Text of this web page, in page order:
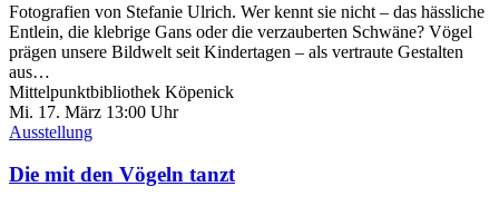
Fotografien von Stefanie Ulrich. Wer kennt sie nicht – das hässliche
Entlein, die klebrige Gans oder die verzauberten Schwäne? Vögel
prägen unsere Bildwelt seit Kindertagen – als vertraute Gestalten
aus…
Mittelpunktbibliothek Köpenick
Mi. 17. März 13:00 Uhr
Ausstellung
Die mit den Vögeln tanzt